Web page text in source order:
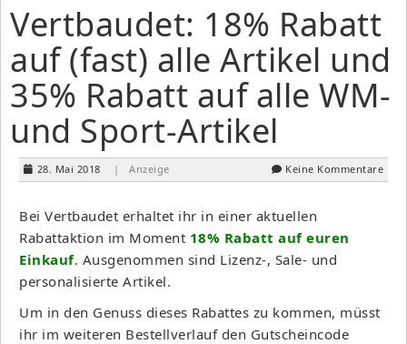
Vertbaudet: 18% Rabatt
auf (fast) alle Artikel und
35% Rabatt auf alle WM-
und Sport-Artikel
28. Mai 2018 | Anzeige Keine Kommentare
Bei Vertbaudet erhaltet ihr in einer aktuellen
Rabattaktion im Moment 18% Rabatt auf euren
Einkauf. Ausgenommen sind Lizenz-, Sale- und
personalisierte Artikel.
Um in den Genuss dieses Rabattes zu kommen, müsst
ihr im weiteren Bestellverlauf den Gutscheincode